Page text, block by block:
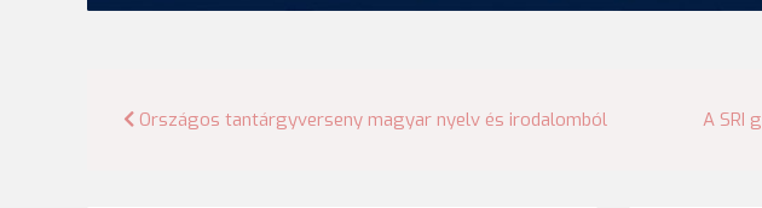
Bejegyzés
Országos tantárgyverseny magyar nyelv és irodalomból A SRI